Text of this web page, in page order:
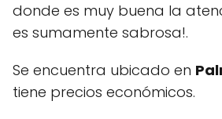
donde es muy buena la
es sumamente sabrosa!.
Se encuentra ubicado en
tiene precios económicos.